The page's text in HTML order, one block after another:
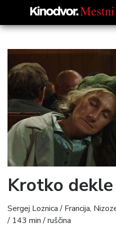
Krotko dekle
Sergej Loznica / Francija,
/ 143 min / ruščina